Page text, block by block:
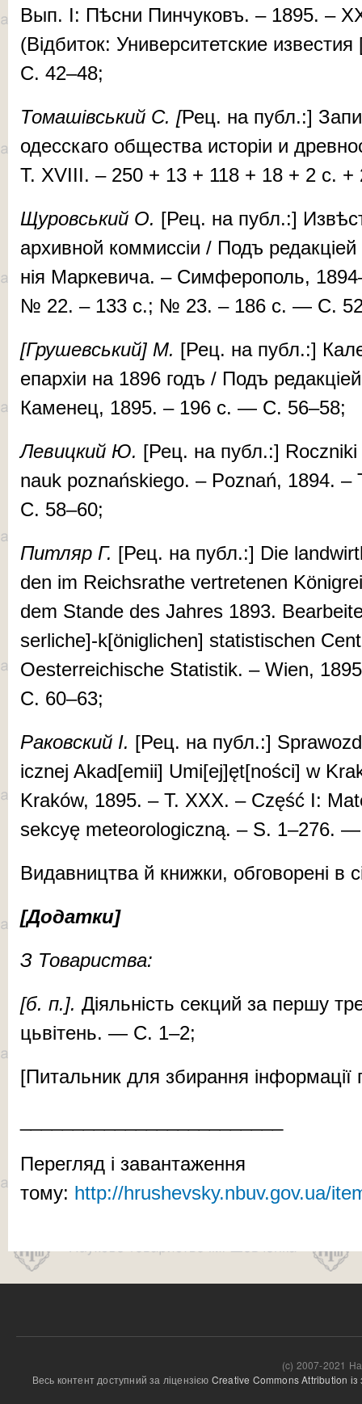
Вып. I: Пѣс­ни Пин­чу­ковъ. – 1895. –
(Відбиток: Уни­вер­си­­тет­ские
С. 42–48;
Томашівський С. [Рец. на публ.:]
одес­­ска­­го об­щес­тва ис­то­ріи и
T. XVIII. – 250 + 13 + 118 + 18 + 2 с.
Щу­ров­ський О. [Рец. на публ.:]
ар­хив­ной ком­мис­сіи / Подъ
нія Мар­ке­ви­ча. – Сим­фе­ро­поль,
№ 22. – 133 c.; № 23. – 186 c. — С.
[Гру­шев­ський] М. [Рец. на публ.:]
епар­хіи на 1896 годъ / Подъ
Ка­ме­нец, 1895. – 196 с. — С. 56–58;
Ле­виц­кий Ю. [Рец. на публ.:] Rocz­niki
nauk poz­nań­skie­go. – Poznań, 1894.
С. 58–60;
Пит­ляр Г. [Рец. на публ.:] Die
den im Reichsra­the ver­tre­te­nen
dem Stande des Jah­res 1893.
ser­liche]-k[öni­gli­chen] sta­tis­tischen
Oester­rei­chi­sche Sta­­tis­tik. – Wien,
С. 60–63;
Ра­ков­ский І. [Рец. на публ.:]
icznej Akad[emii] Umi[ej]ęt[noś­ci] w
Kraków, 1895. – T. XXX. – Część I:
sekcyę meteoro­lo­­gicz­ną. – S. 1–276.
Ви­дав­ниц­тва й книж­ки, об­го­во­ре­ні в
[До­дат­ки]
З Товариства:
[б. п.]. Ді­яль­ність сек­ций за пер­шу
цьві­тень. — С. 1–2;
[Пи­таль­ник для зби­ран­ня
Перегляд і завантаження
тому: http://hrushevsky.nbuv.gov.ua/
(c) 2007-2021
Весь контент доступний за ліцензією Creative Commons Attribution